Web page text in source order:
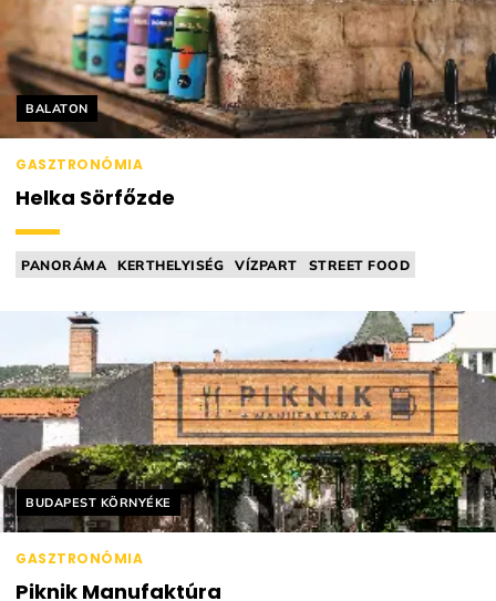
Helyszín címkék:
BALATON
GASZTRONÓMIA
Helka Sörfőzde
PANORÁMA KERTHELYISÉG VÍZPART
STREET FOOD
Helyszín címkék:
BUDAPEST KÖRNYÉKE
GASZTRONÓMIA
Piknik Manufaktúra